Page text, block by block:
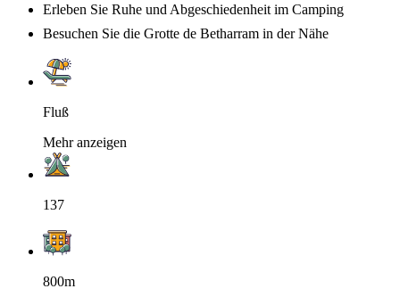
Erleben Sie Ruhe und Abgeschiedenheit im Camping
Besuchen Sie die Grotte de Betharram in der Nähe
Fluß
Mehr anzeigen
137
800m